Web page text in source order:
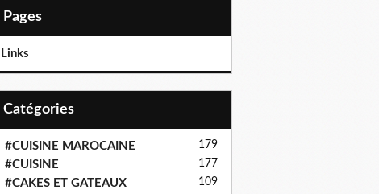
Pages
Links
Catégories
#CUISINE MAROCAINE 179
#CUISINE 177
#CAKES ET GATEAUX 109